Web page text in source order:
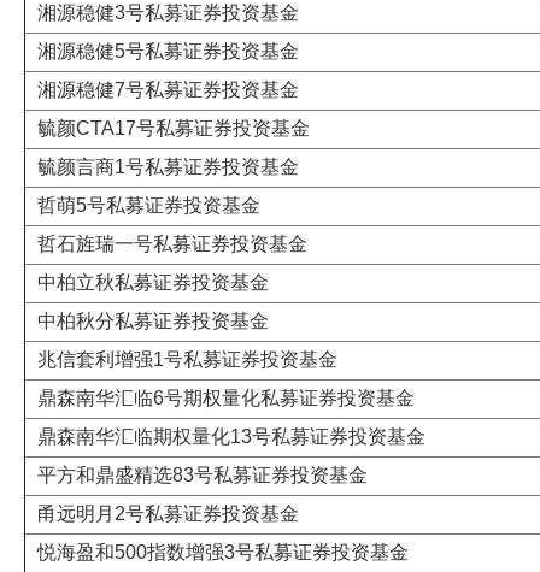
湘源稳健3号私募证券投资基金
湘源稳健5号私募证券投资基金
湘源稳健7号私募证券投资基金
毓颜CTA17号私募证券投资基金
毓颜言商1号私募证券投资基金
哲萌5号私募证券投资基金
哲石旌瑞一号私募证券投资基金
中柏立秋私募证券投资基金
中柏秋分私募证券投资基金
兆信套利增强1号私募证券投资基金
鼎森南华汇临6号期权量化私募证券投资基金
鼎森南华汇临期权量化13号私募证券投资基金
平方和鼎盛精选83号私募证券投资基金
甬远明月2号私募证券投资基金
悦海盈和500指数增强3号私募证券投资基金